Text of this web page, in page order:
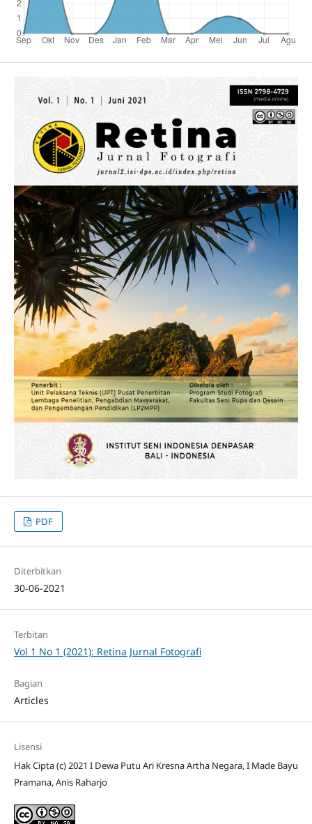
PDF
Diterbitkan
30-06-2021
Terbitan
Vol 1 No 1 (2021): Retina Jurnal Fotografi
Bagian
Articles
Lisensi
Hak Cipta (c) 2021 I Dewa Putu Ari Kresna Artha Negara, I Made Bayu
Pramana, Anis Raharjo